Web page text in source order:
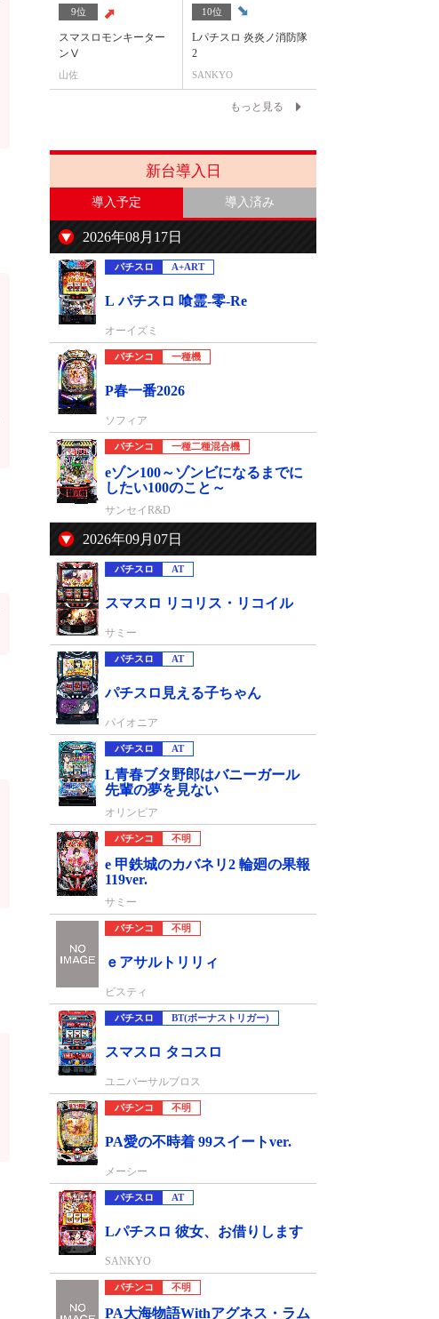
9位
スマスロモンキーター
ンⅤ
山佐
10位
Lパチスロ 炎炎ノ消防隊
2
SANKYO
もっと見る
新台導入日
導入予定 導入済み
2026年08月17日
パチスロ A+ART
L パチスロ 喰霊-零-Re
オーイズミ
パチンコ 一種機
P春一番2026
ソフィア
パチンコ 一種二種混合機
eゾン100～ゾンビになるまでに
したい100のこと～
サンセイR&D
2026年09月07日
パチスロ AT
スマスロ リコリス・リコイル
サミー
パチスロ AT
パチスロ見える子ちゃん
パイオニア
パチスロ AT
L青春ブタ野郎はバニーガール
先輩の夢を見ない
オリンピア
パチンコ 不明
e 甲鉄城のカバネリ2 輪廻の果報
119ver.
サミー
パチンコ 不明
ｅアサルトリリィ
ビスティ
パチスロ BT(ボーナストリガー)
スマスロ タコスロ
ユニバーサルブロス
パチンコ 不明
PA愛の不時着 99スイートver.
メーシー
パチスロ AT
Lパチスロ 彼女、お借りします
SANKYO
パチンコ 不明
PA大海物語Withアグネス・ラム